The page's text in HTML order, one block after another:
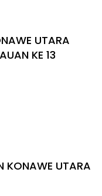
UTARA
KE 13
KONAWE UTARA